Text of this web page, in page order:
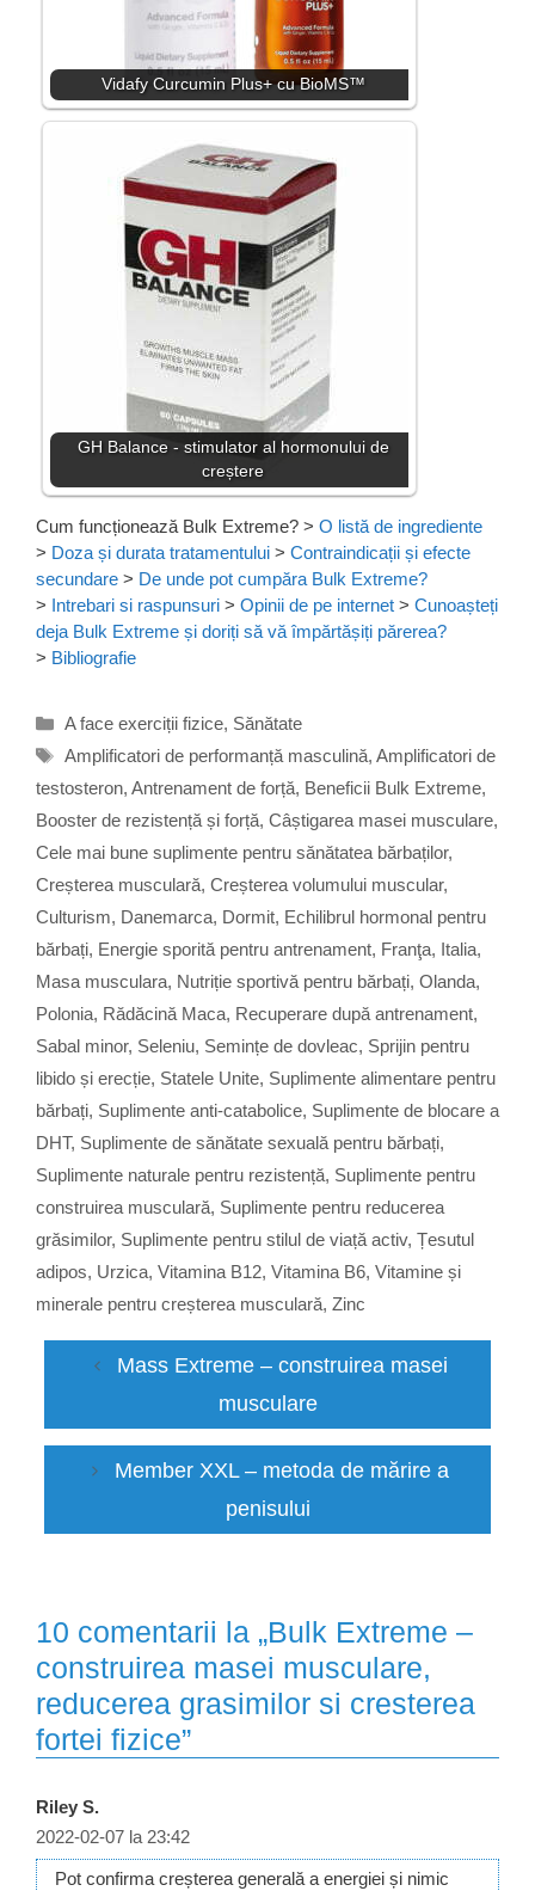
Vidafy Curcumin Plus+ cu BioMS™
GH Balance - stimulator al hormonului de
creștere
Cum funcționează Bulk Extreme? > O listă de ingrediente
> Doza și durata tratamentului > Contraindicații și efecte
secundare > De unde pot cumpăra Bulk Extreme?
> Intrebari si raspunsuri > Opinii de pe internet > Cunoașteți
deja Bulk Extreme și doriți să vă împărtășiți părerea?
> Bibliografie
Categorii
A face exerciții fizice, Sănătate
Etichete
Amplificatori de performanță masculină, Amplificatori de
testosteron, Antrenament de forță, Beneficii Bulk Extreme,
Booster de rezistență și forță, Câștigarea masei musculare,
Cele mai bune suplimente pentru sănătatea bărbaților,
Creșterea musculară, Creșterea volumului muscular,
Culturism, Danemarca, Dormit, Echilibrul hormonal pentru
bărbați, Energie sporită pentru antrenament, Franţa, Italia,
Masa musculara, Nutriție sportivă pentru bărbați, Olanda,
Polonia, Rădăcină Maca, Recuperare după antrenament,
Sabal minor, Seleniu, Semințe de dovleac, Sprijin pentru
libido și erecție, Statele Unite, Suplimente alimentare pentru
bărbați, Suplimente anti-catabolice, Suplimente de blocare a
DHT, Suplimente de sănătate sexuală pentru bărbați,
Suplimente naturale pentru rezistență, Suplimente pentru
construirea musculară, Suplimente pentru reducerea
grăsimilor, Suplimente pentru stilul de viață activ, Țesutul
adipos, Urzica, Vitamina B12, Vitamina B6, Vitamine și
minerale pentru creșterea musculară, Zinc
Mass Extreme – construirea masei
musculare
Member XXL – metoda de mărire a
penisului
10 comentarii la „Bulk Extreme –
construirea masei musculare,
reducerea grasimilor si cresterea
fortei fizice”
Riley S.
2022-02-07 la 23:42
Pot confirma creșterea generală a energiei și nimic